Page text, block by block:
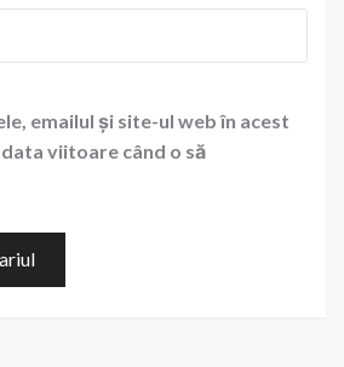
emailul și site-ul web în acest
viitoare când o să